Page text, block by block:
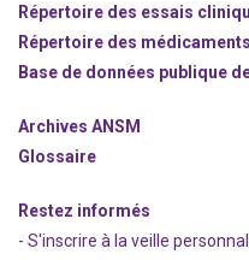
Répertoire des essais
Répertoire des médicaments
Base de données publique
Archives ANSM
Glossaire
Restez informés
- S'inscrire à la veille